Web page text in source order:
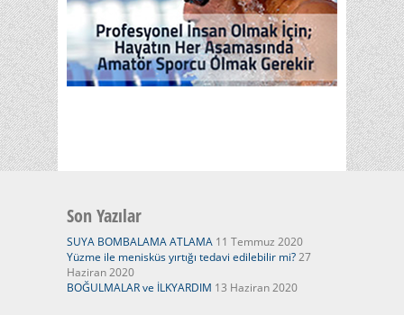
Son Yazılar
SUYA BOMBALAMA ATLAMA 11 Temmuz 2020
Yüzme ile menisküs yırtığı tedavi edilebilir mi?27
Haziran 2020
BOĞULMALAR ve İLKYARDIM 13 Haziran 2020